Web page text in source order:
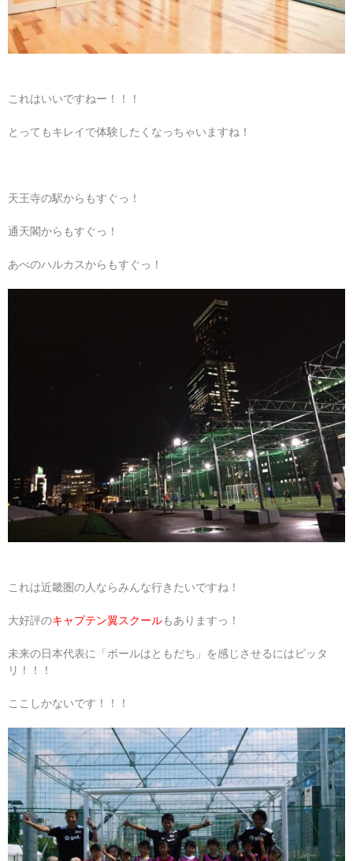
これはいいですねー！！！
とってもキレイで体験したくなっちゃいますね！
天王寺の駅からもすぐっ！
通天閣からもすぐっ！
あべのハルカスからもすぐっ！
これは近畿圏の人ならみんな行きたいですね！
大好評のキャプテン翼スクールもありますっ！
未来の日本代表に「ボールはともだち」を感じさせるにはピッタ
リ！！！
ここしかないです！！！